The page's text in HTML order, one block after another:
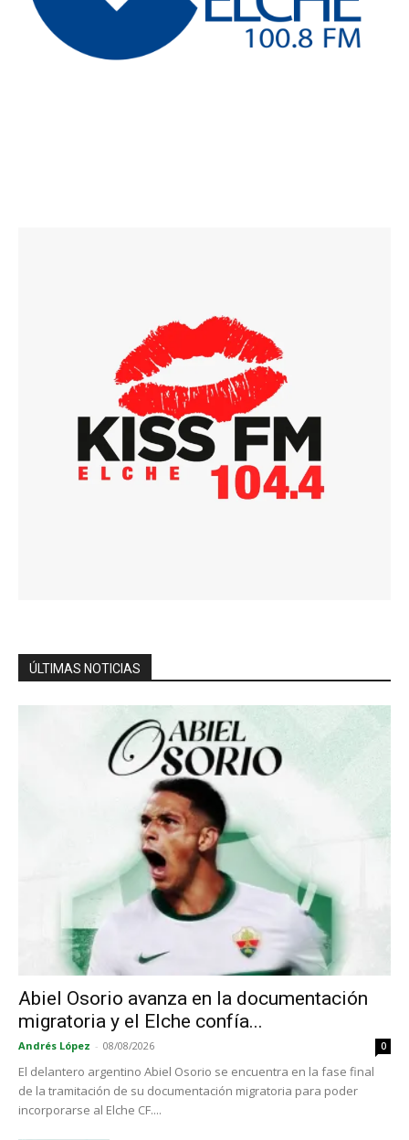
ÚLTIMAS NOTICIAS
Abiel Osorio avanza en la documentación
migratoria y el Elche confía...
Andrés López - 08/08/2026 0
El delantero argentino Abiel Osorio se encuentra en la fase final
de la tramitación de su documentación migratoria para poder
incorporarse al Elche CF....